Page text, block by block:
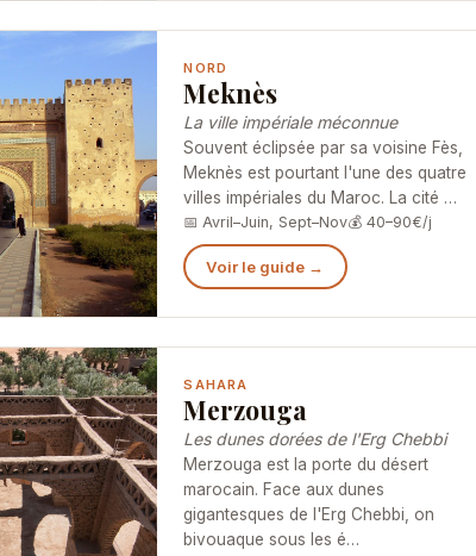
NORD
Meknès
La ville impériale méconnue
Souvent éclipsée par sa voisine Fès,
Meknès est pourtant l'une des quatre
villes impériales du Maroc. La cité …
📅 Avril–Juin, Sept–Nov💰 40–90€/j
Voir le guide →
SAHARA
Merzouga
Les dunes dorées de l'Erg Chebbi
Merzouga est la porte du désert
marocain. Face aux dunes
gigantesques de l'Erg Chebbi, on
bivouaque sous les é…